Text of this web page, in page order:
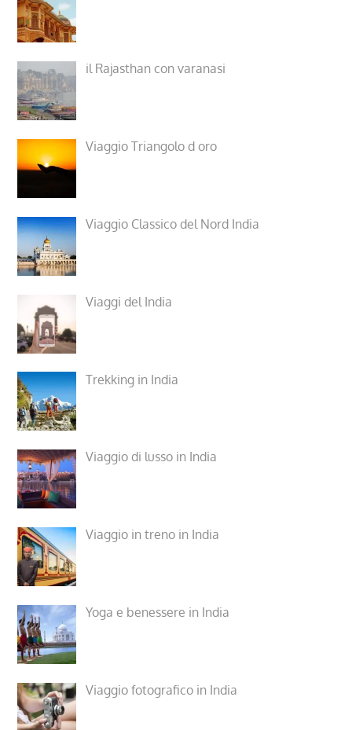
il Rajasthan con varanasi
Viaggio Triangolo d oro
Viaggio Classico del Nord India
Viaggi del India
Trekking in India
Viaggio di lusso in India
Viaggio in treno in India
Yoga e benessere in India
Viaggio fotografico in India